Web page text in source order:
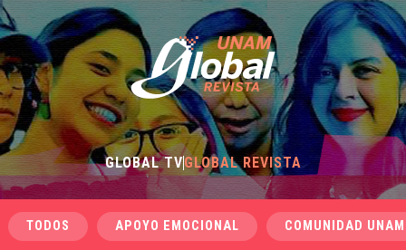
GLOBAL TVGLOBAL REVISTA
TODOS APOYO EMOCIONAL COMUNIDAD UNAM